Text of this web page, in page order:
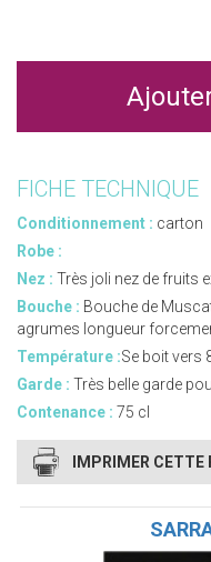
FICHE TECHNIQUE
Conditionnement : carton
Robe :
Nez : Très joli nez de fruits
Bouche : Bouche de
agrumes longueur
Température :Se boit vers
Garde : Très belle garde
Contenance : 75 cl